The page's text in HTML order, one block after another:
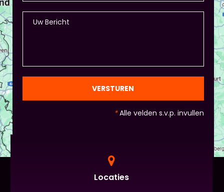
VERSTUREN
*Alle velden s.v.p. invullen
Locaties